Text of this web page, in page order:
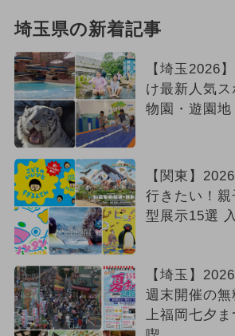
埼玉県の新着記事
【埼玉2026
け最新人気
物園・遊園地
【関東】
行きたい！
型展示15選
【埼玉】
週末開催の無
上福岡七夕